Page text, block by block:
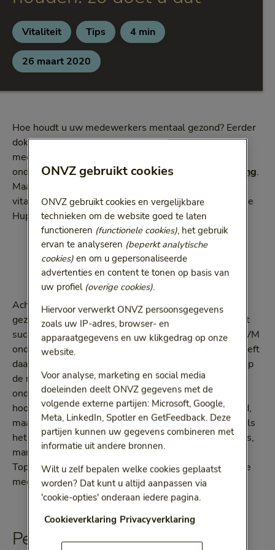
Categorie:
Vitaliteit Categorie:
Tips Leestijd:
4 min4 minuten
26 maart 2020
Hoe houdt u uw medewerkers mentaal gezond? Eerder
doken we samen met vier bedrijven uit onze lijst van
meest Vitale Bedrijven van Nederland in de
onderwerpenfysieke gezondheiden gezonde voeding.
Maar ook de mentale gezondheid draagt bij aan een
vitaal werkklimaat. Consultancybureaus EIFFEL en The
Hup vertellen.
Acht van de tien werkgevers beschouwen mentale
gezondheid als een zeer belangrijke indicator voor het
succes van het bedrijf, blijkt uit onderzoekvan het RIVM
onder 3100 werkgevers. De helft van die bedrijven treft
daadwerkelijk preventiemaatregelen die gericht zijn op
de mentale gezondheid van werknemers. Vooral het
onderwijs en de gezondheids- en welzijnszorg scoren
hoog. ‘Vitaliteit is een gedeelde verantwoordelijkheid,
maar je kunt als organisatie veel handvatten bieden als
het gaat om mentale gezondheid’, zegt Moniek Roijers,
marketing- en communicatieadviseur
Topsport bij EIFFEL. ‘De mentale gezondheid van onze
medewerkers is iets wat wij omarmen.’
Persoonlijk leiderschap
ONVZ gebruikt cookies
ONVZ gebruikt cookies en vergelijkbare
technieken om de website goed te laten
functioneren (functionele cookies), het gebruik
ervan te analyseren (beperkt analytische
cookies)en om u gepersonaliseerde
advertenties en content te tonen op basis van
uw profiel (overige cookies).
Hiervoor verwerkt ONVZ persoonsgegevens
zoals uw IP-adres, browser- en
apparaatgegevens en uw klikgedrag op onze
website.
Voor analyse, marketing en social media
doeleinden deelt ONVZ gegevens met de
volgende externe partijen: Microsoft, Google,
Meta, LinkedIn, Spotler en GetFeedback. Deze
partijen kunnen uw gegevens combineren met
informatie uit andere bronnen.
Wilt u zelf bepalen welke cookies geplaatst
worden? Dat kunt u altijd aanpassen via
'cookie-opties' onderaan iedere pagina.
Cookieverklaring Privacyverklaring